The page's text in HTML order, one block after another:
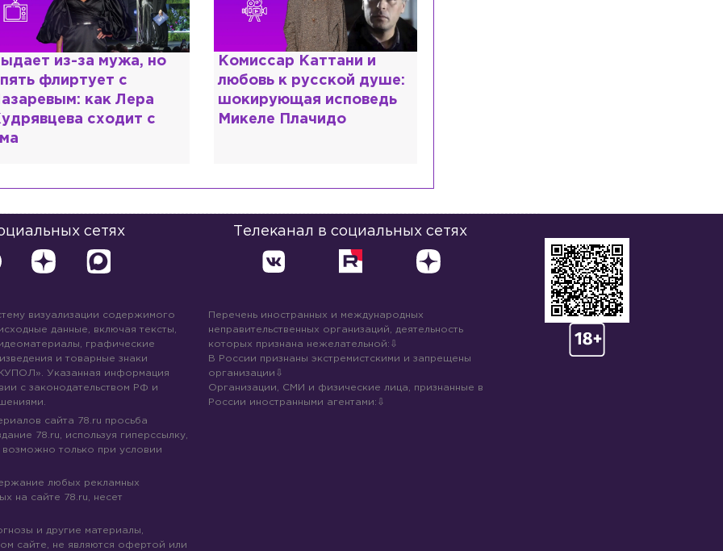
Каттани и
к русской душе:
исповедь
Плачидо
Специалист с напрасным
дипломом: почему мир
разочаровался в высшем
образовании?
сетях Телеканал в социальных сетях
визуализации содержимого
данные, включая тексты,
графические
и товарные знаки
Указанная информация
с законодательством РФ и
сайта 78.ru просьба
78.ru, используя гиперссылку,
возможно только при условии
любых рекламных
на сайте 78.ru, несет
и другие материалы,
сайте, не являются офертой или
Перечень иностранных и международных
неправительственных организаций, деятельность
которых признана нежелательной:
В России признаны экстремистскими и запрещены
организации
Организации, СМИ и физические лица, признанные в
России иностранными агентами: